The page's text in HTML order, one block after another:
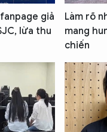
giả
lừa thu
Làm rõ
mang
chiến